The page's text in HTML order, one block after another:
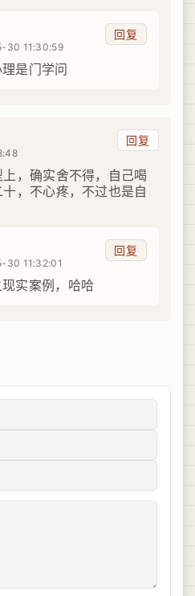
回复
30 11:30:59
是门学问
回复
，确实舍不得，自己喝
，不心疼，不过也是自
回复
30 11:32:01
实案例，哈哈